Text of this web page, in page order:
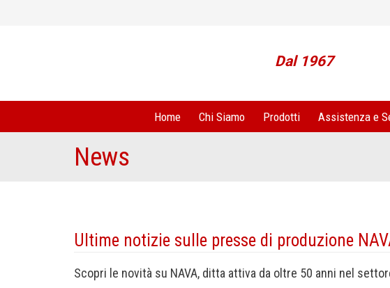
Dal 1967
Home Chi Siamo Prodotti Assistenza e
News
Ultime notizie sulle presse di produzione
Scopri le novità su NAVA, ditta attiva da oltre 50 anni nel